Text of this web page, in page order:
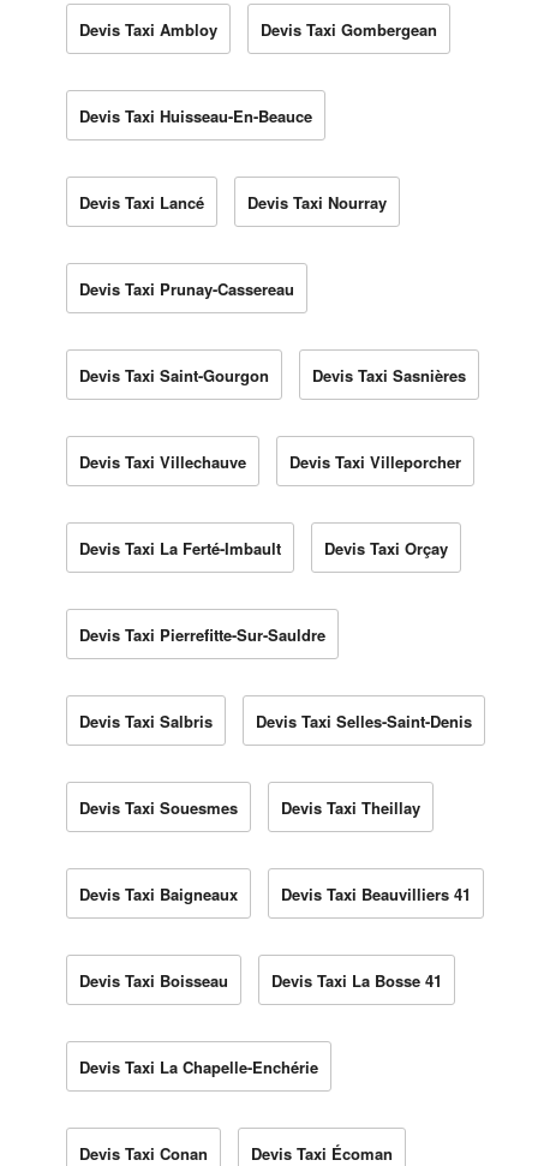
Devis Taxi Ambloy Devis Taxi Gombergean
Devis Taxi Huisseau-En-Beauce
Devis Taxi Lancé Devis Taxi Nourray
Devis Taxi Prunay-Cassereau
Devis Taxi Saint-Gourgon Devis Taxi Sasnières
Devis Taxi Villechauve Devis Taxi Villeporcher
Devis Taxi La Ferté-Imbault Devis Taxi Orçay
Devis Taxi Pierrefitte-Sur-Sauldre
Devis Taxi Salbris Devis Taxi Selles-Saint-Denis
Devis Taxi Souesmes Devis Taxi Theillay
Devis Taxi Baigneaux Devis Taxi Beauvilliers 41
Devis Taxi Boisseau Devis Taxi La Bosse 41
Devis Taxi La Chapelle-Enchérie
Devis Taxi Conan Devis Taxi Écoman